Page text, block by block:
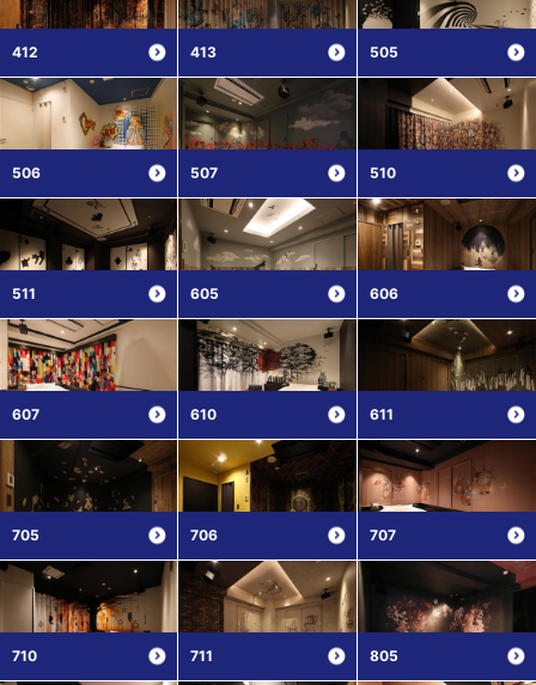
412 413 505
506 507 510
511 605 606
607 610 611
705 706 707
710 711 805